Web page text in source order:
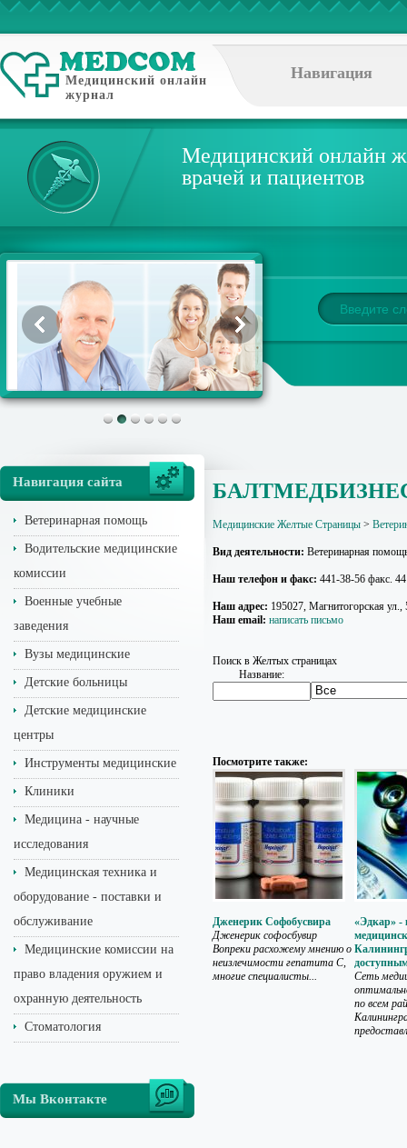
Медицинский онлайн
журнал
Навигация
Медицинский онлайн
врачей и пациентов
Навигация сайта
Ветеринарная помощь
Водительские медицинские
комиссии
Военные учебные
заведения
Вузы медицинские
Детские больницы
Детские медицинские
центры
Инструменты медицинские
Клиники
Медицина - научные
исследования
Медицинская техника и
оборудование - поставки и
обслуживание
Медицинские комиссии на
право владения оружием и
охранную деятельность
Стоматология
Мы Вконтакте
Медицинские Желтые Страницы >
Вид деятельности: Ветеринарная
Наш телефон и факс: 441-38-56 факс.
Наш адрес: 195027, Магнитогорская ул.,
Наш email: написать письмо
Поиск в Желтых страницах
Название:
Посмотрите также:
Дженерик Софобусвира
Дженерик софосбувир
Вопреки расхожему мнению о
неизлечимости гепатита С,
многие специалисты...
«Эдкар» -
Сеть
по всем